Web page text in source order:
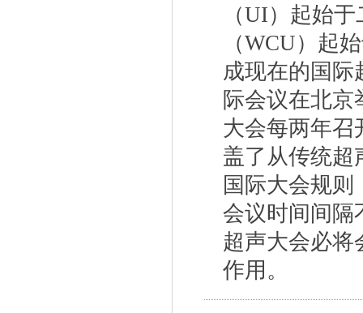
（UI）起始
（WCU）起
成现在的国际
际会议在北
大会每两年召
盖了从传统超
国际大会规
会议时间间隔
超声大会必将
作用。